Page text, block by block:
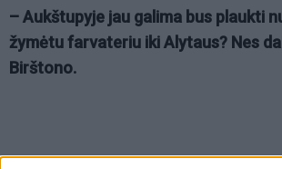
– Aukštupyje jau galima bus plaukti
žymėtu farvateriu iki Alytaus? Nes
Birštono.